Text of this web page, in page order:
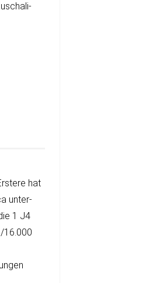
hat
unter­
1 J4
16.000